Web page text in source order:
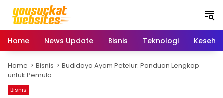
Home News Update Bisnis Teknologi
Home Bisnis
Budidaya Ayam Petelur: Panduan Lengkap
untuk Pemula
Bisnis